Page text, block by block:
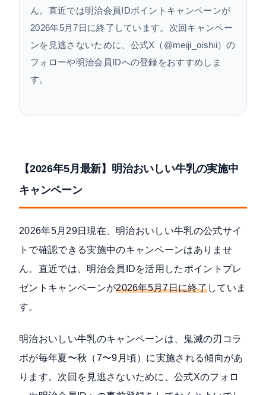
ん。直近では明治会員IDポイントキャンペーンが
2026年5月7日に終了しています。次回キャンペー
ンを見逃さないために、公式X（@meiji_oishii）の
フォローや明治会員IDへの登録をおすすめしま
す。
【2026年5月最新】明治おいしい牛乳の実施中
キャンペーン
2026年5月29日現在、明治おいしい牛乳の公式サイ
トで確認できる実施中のキャンペーンはありませ
ん。直近では、明治会員IDを活用したポイントプレ
ゼントキャンペーンが2026年5月7日に終了していま
す。
明治おいしい牛乳のキャンペーンは、鬼滅の刃コラ
ボが毎年夏〜秋（7〜9月頃）に実施される傾向があ
ります。次回を見逃さないために、公式Xのフォロ